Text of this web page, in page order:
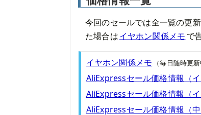
今回のセールでは全一覧の更
た場合はイヤホン関係メモ で
イヤホン関係メモ （毎日随時更新
AliExpressセール価格情報（イ
AliExpressセール価格情報（イ
AliExpressセール価格情報（中